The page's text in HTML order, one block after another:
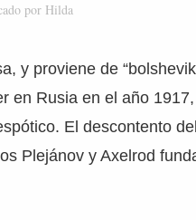
por Hilda
y proviene de
en Rusia en el año
El descontento
Plejánov y Axelrod